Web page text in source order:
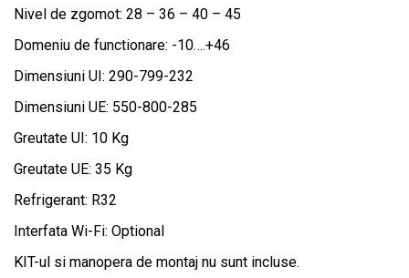
Nivel de zgomot: 28 – 36 – 40 – 45
Domeniu de functionare: -10….+46
Dimensiuni UI: 290-799-232
Dimensiuni UE: 550-800-285
Greutate UI: 10 Kg
Greutate UE: 35 Kg
Refrigerant: R32
Interfata Wi-Fi: Optional
KIT-ul si manopera de montaj nu sunt incluse.